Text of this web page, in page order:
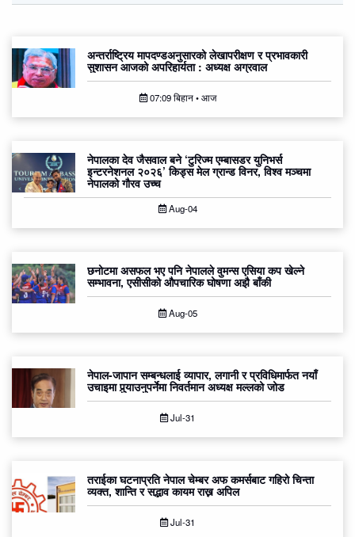
अन्तर्राष्ट्रिय मापदण्डअनुसारको लेखापरीक्षण र प्रभावकारी
सुशासन आजको अपरिहार्यता : अध्यक्ष अग्रवाल
07:09 बिहान • आज
नेपालका देव जैसवाल बने ‘टुरिज्म एम्बासडर युनिभर्स
इन्टरनेशनल २०२६’ किड्स मेल ग्रान्ड विनर, विश्व मञ्चमा
नेपालको गौरव उच्च
Aug-04
छनोटमा असफल भए पनि नेपालले वुमन्स एसिया कप खेल्ने
सम्भावना, एसीसीको औपचारिक घोषणा अझै बाँकी
Aug-05
नेपाल-जापान सम्बन्धलाई व्यापार, लगानी र प्रविधिमार्फत नयाँ
उचाइमा पुर्‍याउनुपर्नेमा निवर्तमान अध्यक्ष मल्लको जोड
Jul-31
तराईका घटनाप्रति नेपाल चेम्बर अफ कमर्सबाट गहिरो चिन्ता
व्यक्त, शान्ति र सद्भाव कायम राख्न अपिल
Jul-31